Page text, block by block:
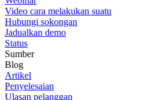
Video cara melakukan suatu
Hubungi sokongan
Jadualkan demo
Status
Sumber
Blog
Artikel
Penyelesaian
Ulasan pelanggan